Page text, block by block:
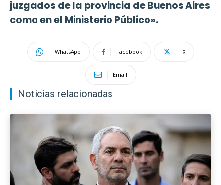
juzgados de la provincia de Buenos Aires
como en el Ministerio Público».
WhatsApp Facebook X
Email
Noticias relacionadas